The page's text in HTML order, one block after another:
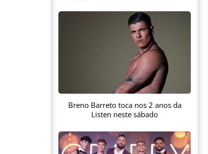
Breno Barreto toca nos 2 anos da
Listen neste sábado